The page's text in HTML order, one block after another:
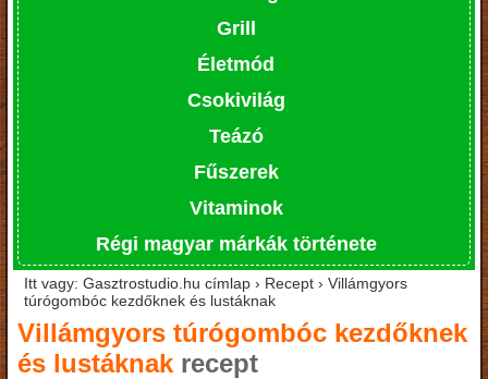
Grill
Életmód
Csokivilág
Teázó
Fűszerek
Vitaminok
Régi magyar márkák története
Itt vagy: Gasztrostudio.hu címlap › Recept › Villámgyors
túrógombóc kezdőknek és lustáknak
Villámgyors túrógombóc kezdőknek
és lustáknak recept